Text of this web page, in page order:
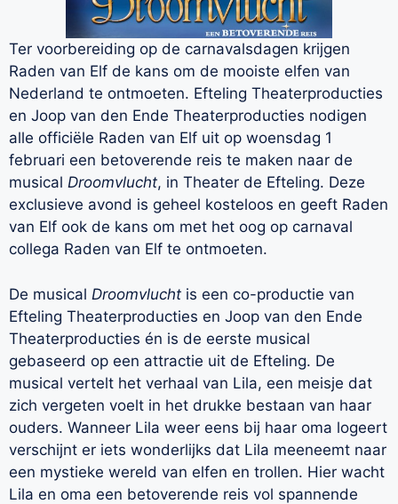
Ter voorbereiding op de carnavalsdagen krijgen
Raden van Elf de kans om de mooiste elfen van
Nederland te ontmoeten. Efteling Theaterproducties
en Joop van den Ende Theaterproducties nodigen
alle officiële Raden van Elf uit op woensdag 1
februari een betoverende reis te maken naar de
musical Droomvlucht, in Theater de Efteling. Deze
exclusieve avond is geheel kosteloos en geeft Raden
van Elf ook de kans om met het oog op carnaval
collega Raden van Elf te ontmoeten.
De musical Droomvlucht is een co-productie van
Efteling Theaterproducties en Joop van den Ende
Theaterproducties én is de eerste musical
gebaseerd op een attractie uit de Efteling. De
musical vertelt het verhaal van Lila, een meisje dat
zich vergeten voelt in het drukke bestaan van haar
ouders. Wanneer Lila weer eens bij haar oma logeert
verschijnt er iets wonderlijks dat Lila meeneemt naar
een mystieke wereld van elfen en trollen. Hier wacht
Lila en oma een betoverende reis vol spannende